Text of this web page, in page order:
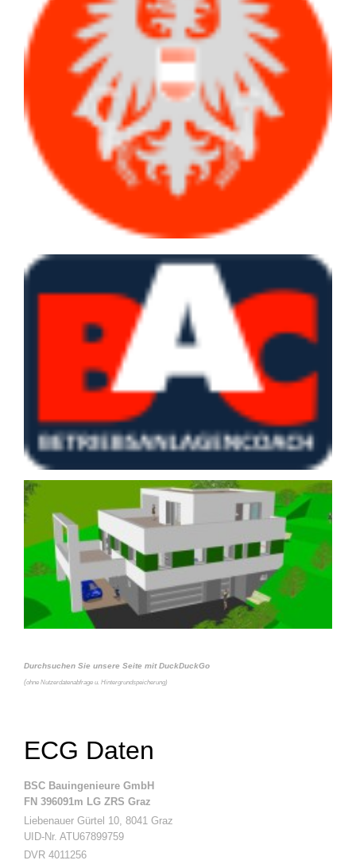
Durchsuchen Sie unsere Seite mit DuckDuckGo
(ohne Nutzerdatenabfrage u. Hintergrundspeicherung)
ECG Daten
BSC Bauingenieure GmbH
FN 396091m LG ZRS Graz
Liebenauer Gürtel 10, 8041 Graz
UID-Nr. ATU67899759
DVR 4011256